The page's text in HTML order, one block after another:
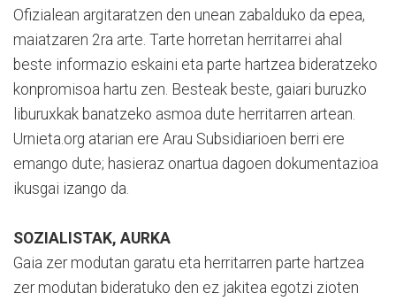
Ofizialean argitaratzen den unean zabalduko da epea,
maiatzaren 2ra arte. Tarte horretan herritarrei ahal
beste informazio eskaini eta parte hartzea bideratzeko
konpromisoa hartu zen. Besteak beste, gaiari buruzko
liburuxkak banatzeko asmoa dute herritarren artean.
Urnieta.org atarian ere Arau Subsidiarioen berri ere
emango dute; hasieraz onartua dagoen dokumentazioa
ikusgai izango da.
SOZIALISTAK, AURKA
Gaia zer modutan garatu eta herritarren parte hartzea
zer modutan bideratuko den ez jakitea egotzi zioten